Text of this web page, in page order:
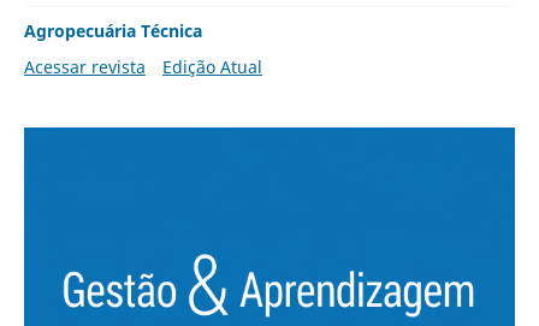
Agropecuária Técnica
Acessar revista
Edição Atual